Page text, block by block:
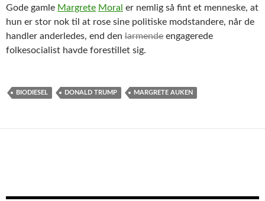
Gode gamle Margrete Moral er nemlig så fint et menneske, at
hun er stor nok til at rose sine politiske modstandere, når de
handler anderledes, end den larmende engagerede
folkesocialist havde forestillet sig.
BIODIESEL DONALD TRUMP MARGRETE AUKEN